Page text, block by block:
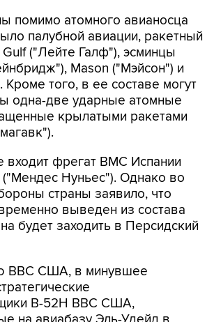
помимо атомного авианосца
палубной авиации, ракетный
("Лейте Галф"), эсминцы
Mason ("Мэйсон") и
Кроме того, в ее составе могут
одна-две ударные атомные
крылатыми ракетами
входит фрегат ВМС Испании
("Мендес Нуньес"). Однако во
страны заявило, что
выведен из состава
будет заходить в Персидский
ВВС США, в минувшее
B-52H ВВС США,